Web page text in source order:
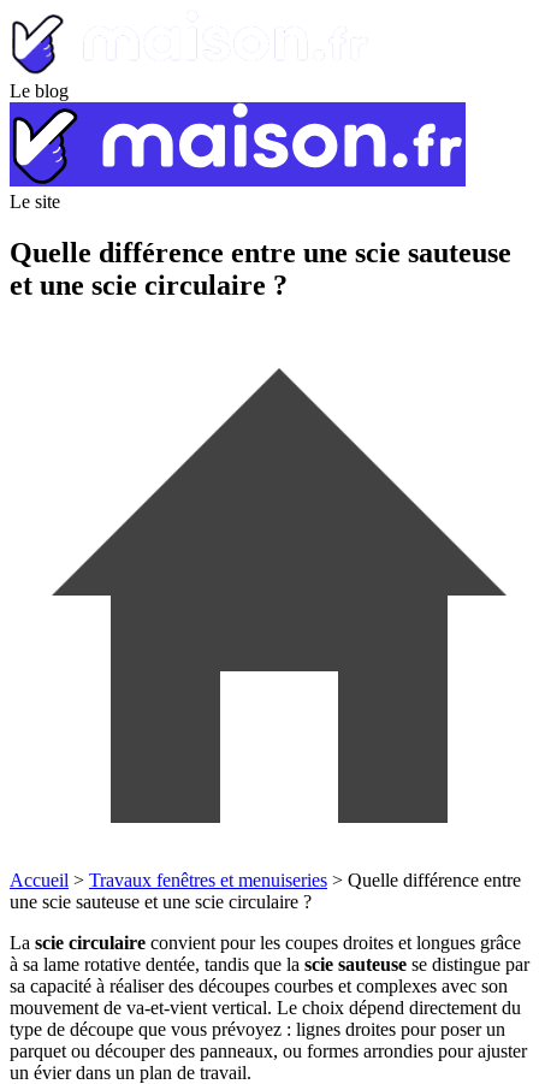
Le blog
Le site
Quelle différence entre une scie sauteuse
et une scie circulaire ?
Accueil > Travaux fenêtres et menuiseries > Quelle différence entre
une scie sauteuse et une scie circulaire ?
La scie circulaire convient pour les coupes droites et longues grâce
à sa lame rotative dentée, tandis que la scie sauteuse se distingue par
sa capacité à réaliser des découpes courbes et complexes avec son
mouvement de va-et-vient vertical. Le choix dépend directement du
type de découpe que vous prévoyez : lignes droites pour poser un
parquet ou découper des panneaux, ou formes arrondies pour ajuster
un évier dans un plan de travail.